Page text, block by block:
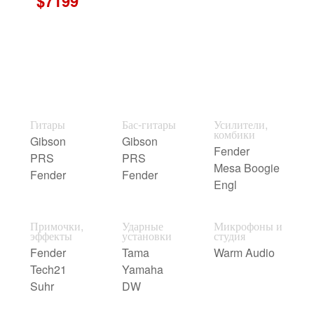
Гитары
Gibson
PRS
Fender
Бас-гитары
Gibson
PRS
Fender
Усилители,
комбики
Fender
Mesa Boogie
Engl
Примочки,
эффекты
Fender
Tech21
Suhr
Ударные
установки
Tama
Yamaha
DW
Микрофоны и
студия
Warm Audio